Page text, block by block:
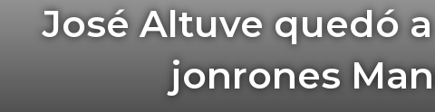
José Altuve quedó
jonrones